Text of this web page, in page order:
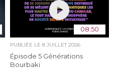
08:50
PUBLIÉE LE 8 JUILLET 2026
Épisode 5 Générations
Bourbaki